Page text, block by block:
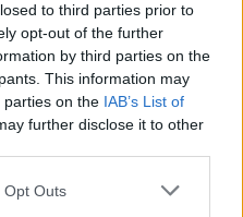
to third parties prior to
opt-out of the further
by third parties on the
This information may
parties on the IAB’s List of
further disclose it to other
uses one or more Google
Opt Outs
Lang – Ujlaki Dénes